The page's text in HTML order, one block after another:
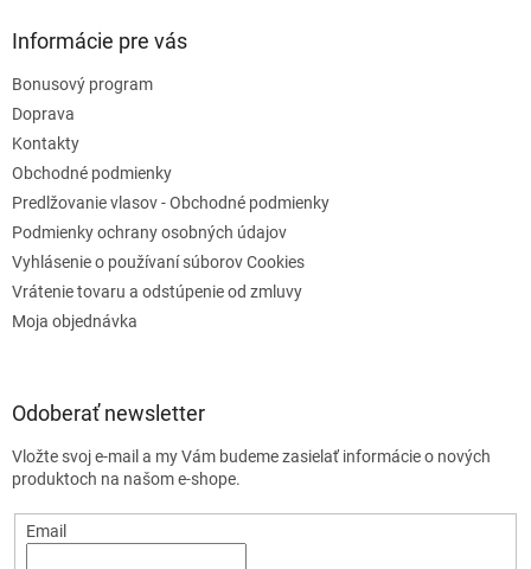
Informácie pre vás
Bonusový program
Doprava
Kontakty
Obchodné podmienky
Predlžovanie vlasov - Obchodné podmienky
Podmienky ochrany osobných údajov
Vyhlásenie o používaní súborov Cookies
Vrátenie tovaru a odstúpenie od zmluvy
Moja objednávka
Odoberať newsletter
Vložte svoj e-mail a my Vám budeme zasielať informácie o nových
produktoch na našom e-shope.
Email